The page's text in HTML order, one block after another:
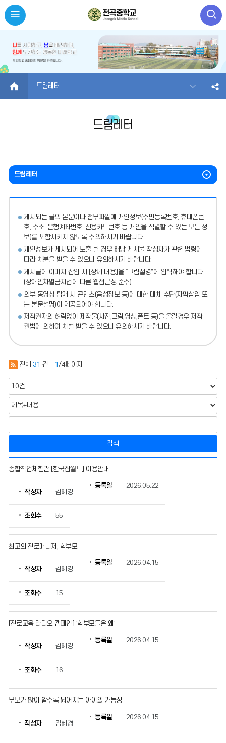
HOME 드림레터
드림레터
드림레터
게시되는 글의 본문이나 첨부파일에
개인정보(주민등록번호, 휴대폰번
호, 주소, 은행계좌번호, 신용카드번호 등 개인을 식별할 수 있는 모든 정
보)를 포함시키지 않도록 주의하시기 바랍니다.
개인정보가 게시되어 노출 될 경우 해당 게시물 작성자가 관련 법령에
따라 처분을 받을 수 있으니 유의하시기 바랍니다.
게시글에 이미지 삽입 시 [상세 내용]을 “그림설명”에 입력해야 합니다.
(장애인차별금지법에 따른 웹접근성 준수)
외부 동영상 탑재 시 콘텐츠(음성정보 등)에 대한 대체 수단(자막삽입 또
는 본문설명)이 제공되어야 합니다.
저작권자의 허락없이 제작물(사진,그림,영상,폰트 등)을 올릴경우 저작
권법에 의하여 처벌 받을 수 있으니 유의하시기 바랍니다.
전체 31 건 1 /4페이지
검색
림
의
물
번
자,
록
를
수
종합직업체험관 [한국잡월드] 이용안내
작성자 김혜경
등록일 2026.05.22
조회수 55
최고의 진로매니저, 학부모
작성자 김혜경
등록일 2026.04.15
조회수 15
[진로교육 라디오 캠페인] '학부모들은 왜'
작성자 김혜경
등록일 2026.04.15
조회수 16
부모가 많이 알수록 넓어지는 아이의 가능성
작성자 김혜경
등록일 2026.04.15